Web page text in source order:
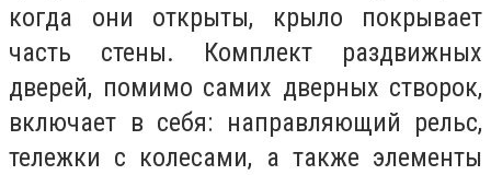
когда они открыты, крыло покрывает
часть стены. Комплект раздвижных
дверей, помимо самих дверных створок,
включает в себя: направляющий рельс,
тележки с колесами, а также элементы